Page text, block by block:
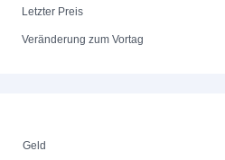
Letzter Preis
Veränderung zum Vortag
Geld